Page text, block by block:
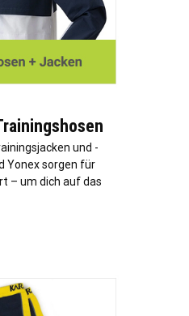
und -
Yonex sorgen für
– um dich auf das